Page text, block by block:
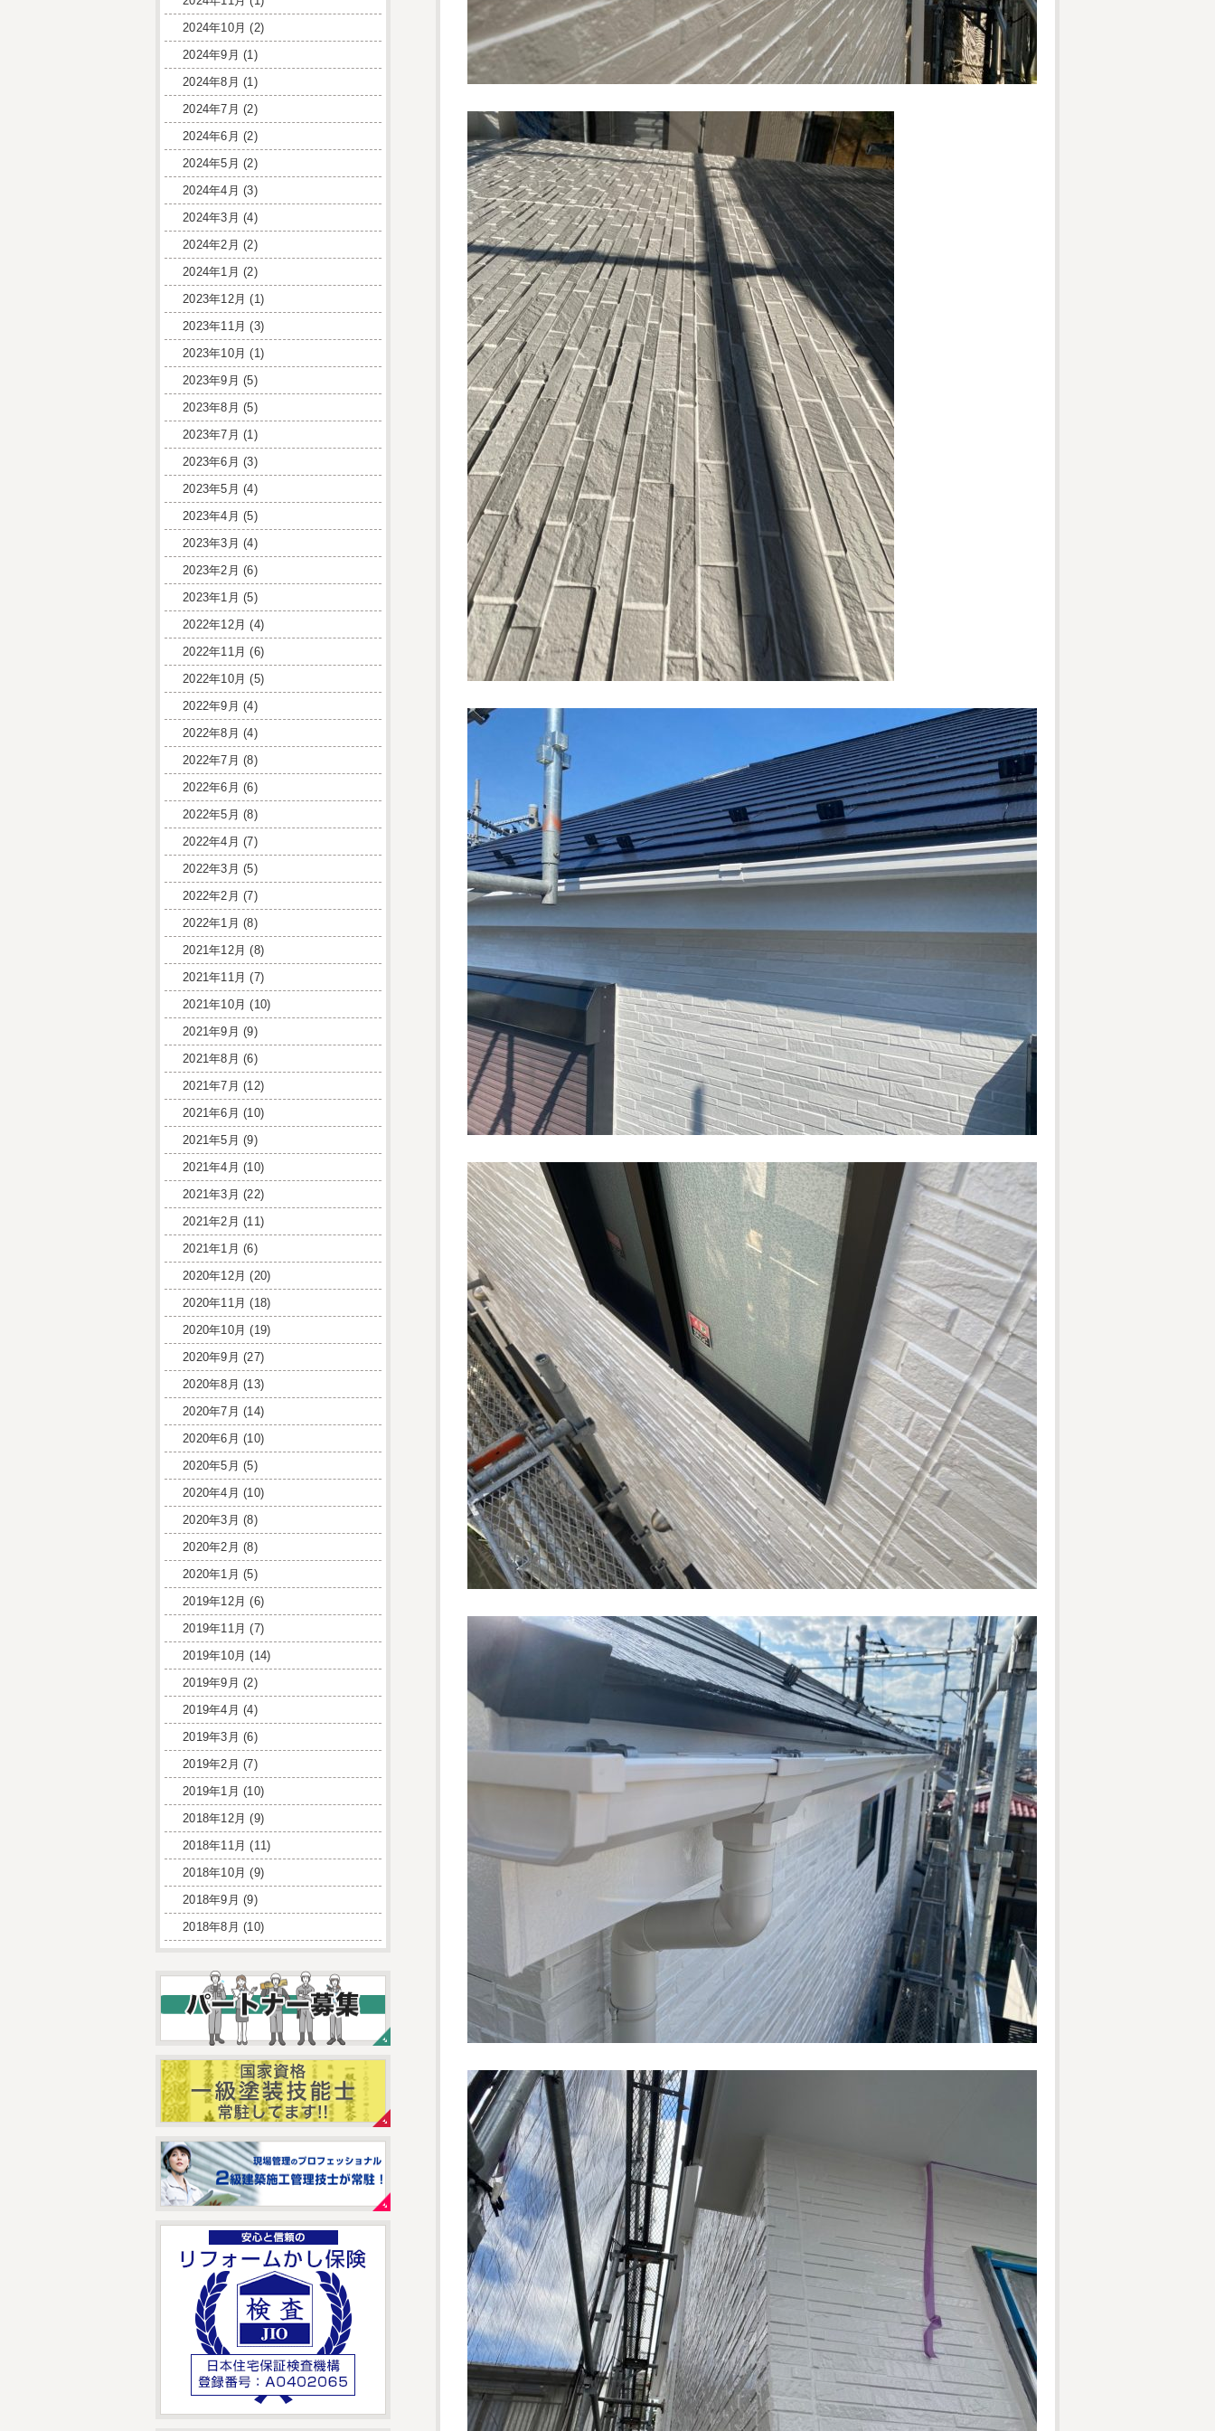
2024年10月 (2)
2024年9月 (1)
2024年8月 (1)
2024年7月 (2)
2024年6月 (2)
2024年5月 (2)
2024年4月 (3)
2024年3月 (4)
2024年2月 (2)
2024年1月 (2)
2023年12月 (1)
2023年11月 (3)
2023年10月 (1)
2023年9月 (5)
2023年8月 (5)
2023年7月 (1)
2023年6月 (3)
2023年5月 (4)
2023年4月 (5)
2023年3月 (4)
2023年2月 (6)
2023年1月 (5)
2022年12月 (4)
2022年11月 (6)
2022年10月 (5)
2022年9月 (4)
2022年8月 (4)
2022年7月 (8)
2022年6月 (6)
2022年5月 (8)
2022年4月 (7)
2022年3月 (5)
2022年2月 (7)
2022年1月 (8)
2021年12月 (8)
2021年11月 (7)
2021年10月 (10)
2021年9月 (9)
2021年8月 (6)
2021年7月 (12)
2021年6月 (10)
2021年5月 (9)
2021年4月 (10)
2021年3月 (22)
2021年2月 (11)
2021年1月 (6)
2020年12月 (20)
2020年11月 (18)
2020年10月 (19)
2020年9月 (27)
2020年8月 (13)
2020年7月 (14)
2020年6月 (10)
2020年5月 (5)
2020年4月 (10)
2020年3月 (8)
2020年2月 (8)
2020年1月 (5)
2019年12月 (6)
2019年11月 (7)
2019年10月 (14)
2019年9月 (2)
2019年4月 (4)
2019年3月 (6)
2019年2月 (7)
2019年1月 (10)
2018年12月 (9)
2018年11月 (11)
2018年10月 (9)
2018年9月 (9)
2018年8月 (10)